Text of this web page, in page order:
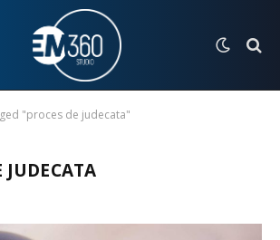
"proces de judecata"
JUDECATA